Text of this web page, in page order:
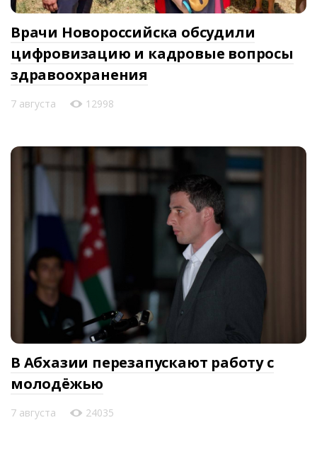
Врачи Новороссийска обсудили
цифровизацию и кадровые вопросы
здравоохранения
7 августа 12998
В Абхазии перезапускают работу с
молодёжью
7 августа 24035